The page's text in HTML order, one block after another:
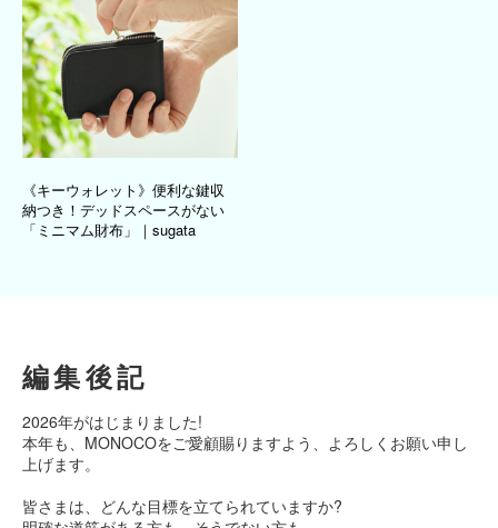
《キーウォレット》便利な鍵収
納つき！デッドスペースがない
「ミニマム財布」｜sugata
編集後記
2026年がはじまりました!
本年も、MONOCOをご愛顧賜りますよう、よろしくお願い申し
上げます。
皆さまは、どんな目標を立てられていますか?